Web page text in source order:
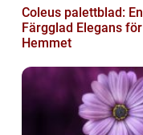
Coleus palettblad: En
Färgglad Elegans för
Hemmet